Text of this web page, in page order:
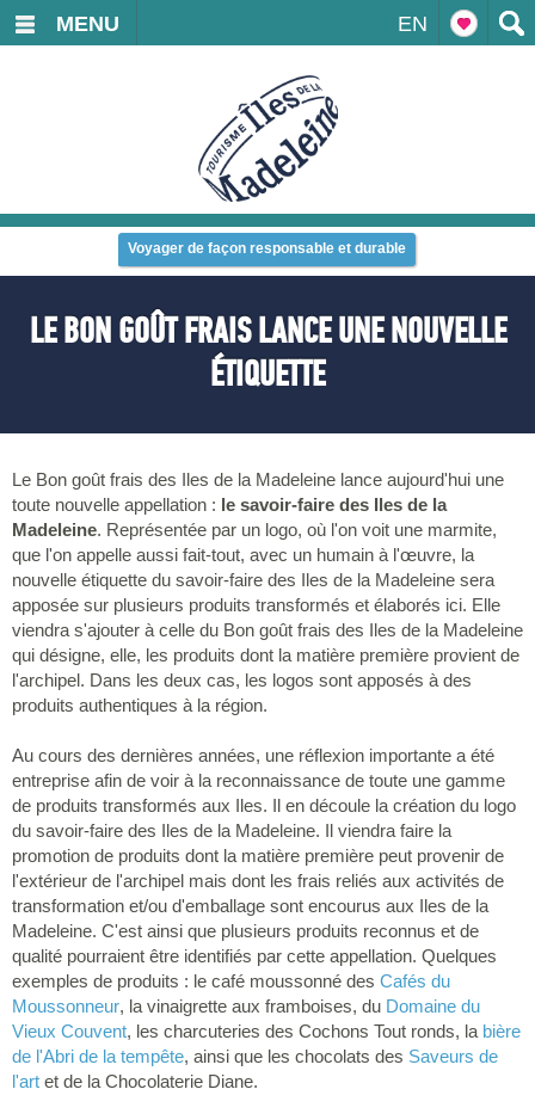
EN
MENU
Voyager de façon responsable et durable
LE BON GOÛT FRAIS LANCE UNE NOUVELLE
ÉTIQUETTE
Le Bon goût frais des Iles de la Madeleine lance aujourd'hui une
toute nouvelle appellation : le savoir-faire des Iles de la
Madeleine. Représentée par un logo, où l'on voit une marmite,
que l'on appelle aussi fait-tout, avec un humain à l'œuvre, la
nouvelle étiquette du savoir-faire des Iles de la Madeleine sera
apposée sur plusieurs produits transformés et élaborés ici. Elle
viendra s'ajouter à celle du Bon goût frais des Iles de la Madeleine
qui désigne, elle, les produits dont la matière première provient de
l'archipel. Dans les deux cas, les logos sont apposés à des
produits authentiques à la région.
Au cours des dernières années, une réflexion importante a été
entreprise afin de voir à la reconnaissance de toute une gamme
de produits transformés aux Iles. Il en découle la création du logo
du savoir-faire des Iles de la Madeleine. Il viendra faire la
promotion de produits dont la matière première peut provenir de
l'extérieur de l'archipel mais dont les frais reliés aux activités de
transformation et/ou d'emballage sont encourus aux Iles de la
Madeleine. C'est ainsi que plusieurs produits reconnus et de
qualité pourraient être identifiés par cette appellation. Quelques
exemples de produits : le café moussonné des Cafés du
Moussonneur, la vinaigrette aux framboises, du Domaine du
Vieux Couvent, les charcuteries des Cochons Tout ronds, la bière
de l'Abri de la tempête, ainsi que les chocolats des Saveurs de
l'art et de la Chocolaterie Diane.